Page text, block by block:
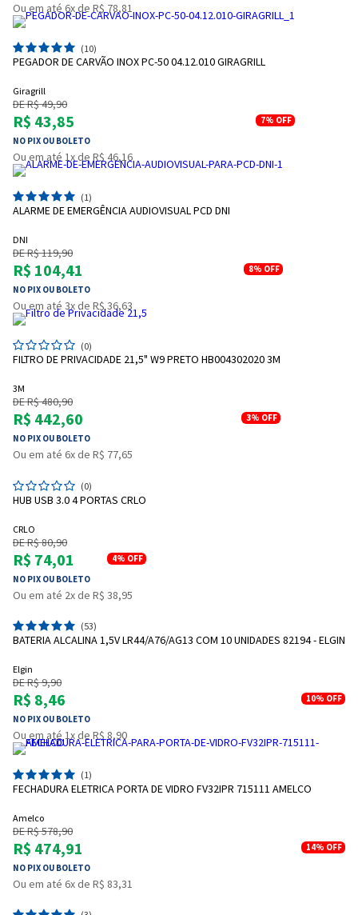
Entrega Flash
Pagamento via Pix
Retire na Loja
Ou em até 6x de R$ 78,81
(10)
PEGADOR DE CARVÃO INOX PC-50 04.12.010 GIRAGRILL
Giragrill
DE R$ 49,90
R$ 43,85
NO PIX OU BOLETO
7% OFF
Ou em até 1x de R$ 46,16
(1)
ALARME DE EMERGÊNCIA AUDIOVISUAL PCD DNI
DNI
DE R$ 119,90
R$ 104,41
NO PIX OU BOLETO
8% OFF
Ou em até 3x de R$ 36,63
(0)
FILTRO DE PRIVACIDADE 21,5" W9 PRETO HB004302020 3M
3M
DE R$ 480,90
R$ 442,60
NO PIX OU BOLETO
3% OFF
Ou em até 6x de R$ 77,65
(0)
HUB USB 3.0 4 PORTAS CRLO
CRLO
DE R$ 80,90
R$ 74,01
NO PIX OU BOLETO
4% OFF
Ou em até 2x de R$ 38,95
(53)
BATERIA ALCALINA 1,5V LR44/A76/AG13 COM 10 UNIDADES 82194 - ELGIN
Elgin
DE R$ 9,90
R$ 8,46
NO PIX OU BOLETO
10% OFF
Ou em até 1x de R$ 8,90
(1)
FECHADURA ELETRICA PORTA DE VIDRO FV32IPR 715111 AMELCO
Amelco
DE R$ 578,90
R$ 474,91
NO PIX OU BOLETO
14% OFF
Ou em até 6x de R$ 83,31